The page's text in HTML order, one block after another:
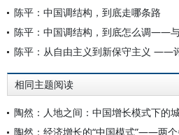
陈平：中国调结构，到底走哪条路
陈平：中国调结构，到底怎么调——
相同主题阅读
陶然：人地之间：中国增长模式下的